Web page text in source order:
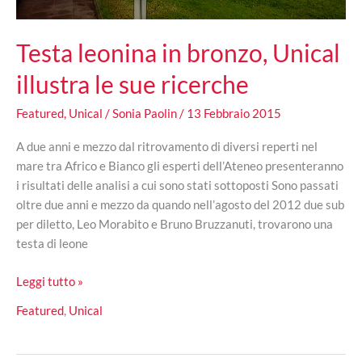
Testa leonina in bronzo, Unical
illustra le sue ricerche
Featured, Unical /Sonia Paolin/ 13 Febbraio 2015
A due anni e mezzo dal ritrovamento di diversi reperti nel
mare tra Africo e Bianco gli esperti dell’Ateneo presenteranno
i risultati delle analisi a cui sono stati sottoposti Sono passati
oltre due anni e mezzo da quando nell’agosto del 2012 due sub
per diletto, Leo Morabito e Bruno Bruzzanuti, trovarono una
testa di leone
Testa
in
Unical
Leggi tutto »
Featured, Unical